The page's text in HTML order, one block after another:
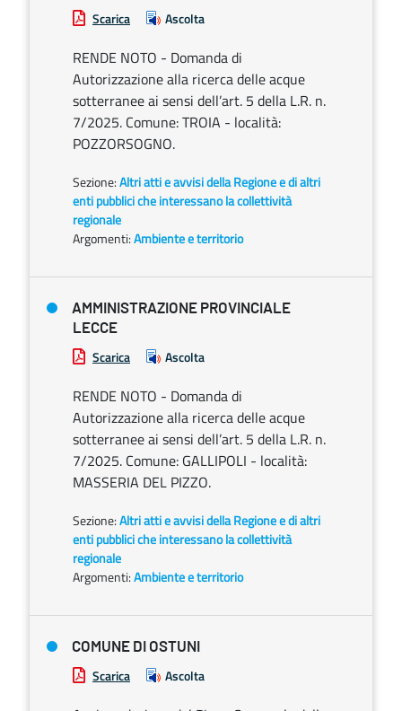
Scarica Ascolta
RENDE NOTO - Domanda di
Autorizzazione alla ricerca delle acque
sotterranee ai sensi dell’art. 5 della L.R. n.
7/2025. Comune: TROIA - località:
POZZORSOGNO.
Sezione:Altri atti e avvisi della Regione e di altri
enti pubblici che interessano la collettività
regionale
Argomenti:Ambiente e territorio
AMMINISTRAZIONE PROVINCIALE
LECCE
Scarica Ascolta
RENDE NOTO - Domanda di
Autorizzazione alla ricerca delle acque
sotterranee ai sensi dell’art. 5 della L.R. n.
7/2025. Comune: GALLIPOLI - località:
MASSERIA DEL PIZZO.
Sezione:Altri atti e avvisi della Regione e di altri
enti pubblici che interessano la collettività
regionale
Argomenti:Ambiente e territorio
COMUNE DI OSTUNI
Scarica Ascolta